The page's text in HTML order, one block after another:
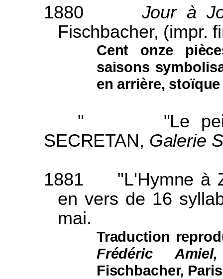
1880
Jour à
Fischbacher, (impr.
Cent onze
saisons
en arrière,
"
"Le
SECRETAN, Galerie
1881
"L'Hymne à
en vers de 16
mai.
Traduction
Frédéric
Fischbacher,